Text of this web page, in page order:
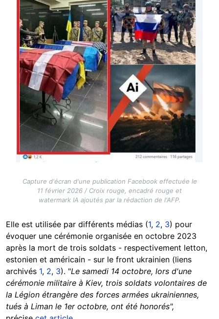
Capture d'écran d'une publication Facebook effectuée le
11 février 2026 / Croix rouge, encadré rouge et
watermark IA ajoutés par la rédaction de l'AFP.
Elle est utilisée par différents médias (1, 2, 3) pour
évoquer une cérémonie organisée en octobre 2023
après la mort de trois soldats - respectivement letton,
estonien et américain - sur le front ukrainien (liens
archivés 1, 2, 3). "Le samedi 14 octobre, lors d'une
cérémonie militaire à Kiev, trois soldats volontaires de
la Légion étrangère des forces armées ukrainiennes,
tués à Liman le 1er octobre, ont été honorés",